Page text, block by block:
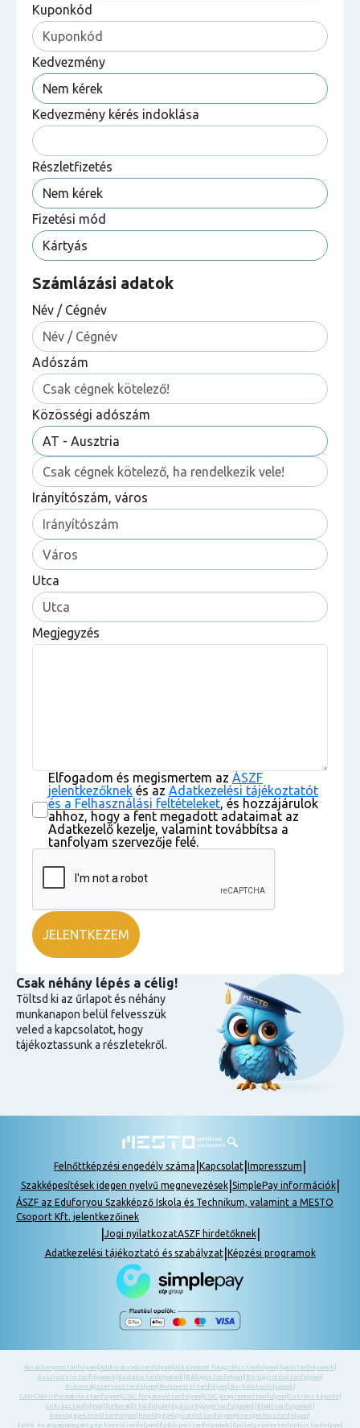
Kuponkód
Kedvezmény
Kedvezmény kérés indoklása
Részletfizetés
Fizetési mód
Számlázási adatok
Név / Cégnév
Adószám
Közösségi adószám
Irányítószám, város
Utca
Megjegyzés
Elfogadom és megismertem az ÁSZF
jelentkezőknek és az Adatkezelési tájékoztatót
és a Felhasználási feltételeket, és hozzájárulok
ahhoz, hogy a fent megadott adataimat az
Adatkezelő kezelje, valamint továbbítsa a
tanfolyam szervezője felé.
Csak néhány lépés a célig!
Töltsd ki az űrlapot és néhány
munkanapon belül felvesszük
veled a kapcsolatot, hogy
tájékoztassunk a részletekről.
Felnőttképzési engedély száma Kapcsolat Impresszum
Szakképesítések idegen nyelvű megnevezések| SimplePay információk|
ÁSZF az Eduforyou Szakképző Iskola és Technikum, valamint a MESTO
Csoport Kft. jelentkezőinek
Jogi nyilatkozatASZF hirdetőknek|
Adatkezelési tájékoztató és szabályzat| Képzési programok
Ácsállványozó tanfolyam| Adótanácsadó tanfolyam| Alkalmazott fotográfus tanfolyam| Ápoló tanfolyamok
Asszisztens tanfolyamok Asztalos tanfolyamok Bádogos tanfolyam| Bérügyintéző tanfolyam|
Biztonságszervező tanfolyam| Boncmester tanfolyam| Burkoló tanfolyamok
CAD-CAM informatikus tanfolyam| CNC forgácsoló tanfolyam| CNC programozó tanfolyam| Cukrász képzés
Cukrász tanfolyam| Dekoratőr tanfolyam| Egészségügyi tanfolyamok Eladó tanfolyamok
Emelőgép-kezelő tanfolyam Emelőgép-ügyintéző tanfolyam Energetikus tanfolyam
Építő- és anyagmozgató gép kezelő tanfolyam Építőipari tanfolyamok Épületgépész technikus tanfolyam